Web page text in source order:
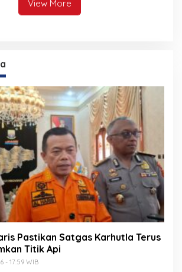
View More
Pastikan Satgas Karhutla Terus
Titik Api
- 17:59 WIB